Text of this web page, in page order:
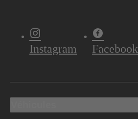
Instagram Facebook